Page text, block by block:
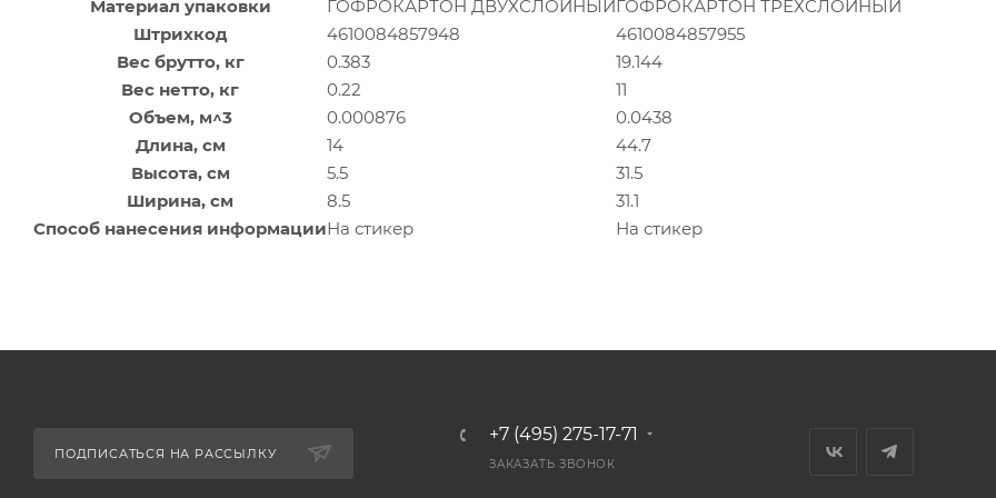
Материал упаковки
ГОФРОКАРТОН ДВУХСЛОЙНЫЙГОФРОКАРТОН ТРЕХСЛОЙНЫЙ
Штрихкод
4610084857948
4610084857955
Вес брутто, кг
0.383
19.144
Вес нетто, кг
0.22
11
Объем, м^3
0.000876
0.0438
Длина, см
14
44.7
Высота, см
5.5
31.5
Ширина, см
8.5
31.1
Способ нанесения информацииНа стикер На стикер
ПОДПИСАТЬСЯ НА РАССЫЛКУ
+7 (495) 275-17-71
ЗАКАЗАТЬ ЗВОНОК